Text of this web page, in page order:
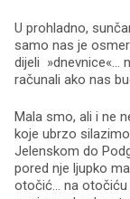
U prohladno,
samo nas je
dijeli »dnevnice«…
računali ako nas
Mala smo, ali i ne
koje ubrzo
Jelenskom do
pored nje ljupko
otočić… na otočiću